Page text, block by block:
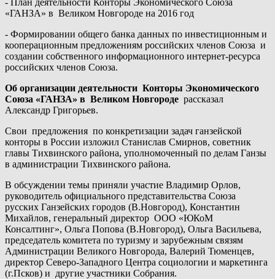
«ГАНЗА» в Великом Новгороде на 2016 год
- Формировании общего банка данных по инвестиционным и
кооперационным предложениям российских членов Союза и
создании собственного информационного интернет-ресурса
российских членов Союза.
Об организации деятельности Конторы Экономического
Союза «ГАНЗА» в Великом Новгороде рассказал
Александр Григорьев.
Свои предложения по конкретизации задач ганзейской
конторы в России изложил Станислав Смирнов, советник
главы Тихвинского района, уполномоченный по делам Ганзы
в администрации Тихвинского района.
В обсуждении темы приняли участие Владимир Орлов,
руководитель официального представительства Союза
русских Ганзейских городов (В.Новгород), Константин
Михайлов, генеральный директор ООО «ЮКоМ
Консалтинг», Ольга Попова (В.Новгород), Ольга Васильева,
председатель комитета по туризму и зарубежным связям
Администрации Великого Новгорода, Валерий Тюменцев,
директор Северо-Западного Центра социологии и маркетинга
(г.Псков) и другие участники Собрания.